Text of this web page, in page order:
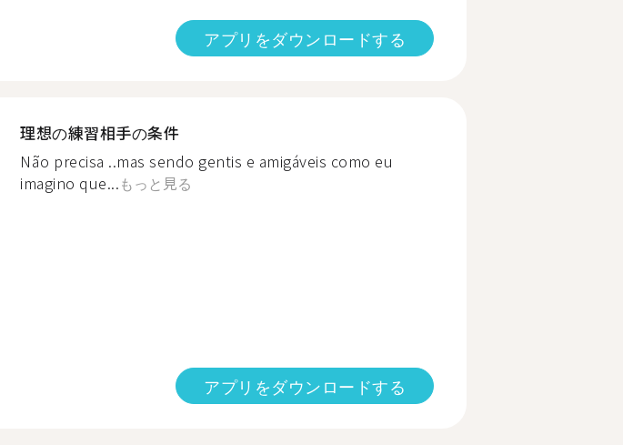
アプリをダウンロードする
理想の練習相手の条件
Não precisa ..mas sendo gentis e amigáveis como eu
imagino que...もっと見る
アプリをダウンロードする